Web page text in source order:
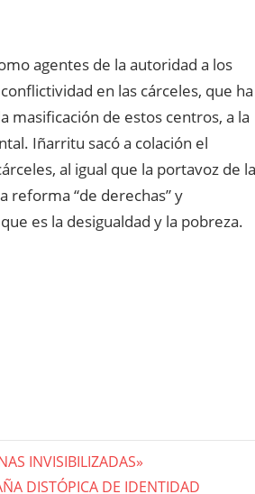
agentes de la autoridad a los
en las cárceles, que ha
masificación de estos centros, a la
Iñarritu sacó a colación el
al igual que la portavoz de la
reforma “de derechas” y
es la desigualdad y la pobreza.
INVISIBILIZADAS»
DISTÓPICA DE IDENTIDAD